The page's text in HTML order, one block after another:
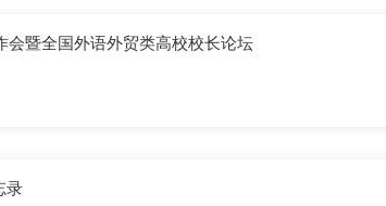
会暨全国外语外贸类高校校长论坛
录